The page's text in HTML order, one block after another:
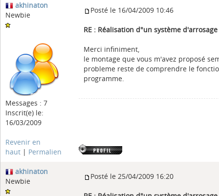
akhinaton
Newbie
Messages : 7
Inscrit(e) le:
16/03/2009
Posté le 16/04/2009 10:46
RE : Réalisation d"un système
Merci infiniment,
le montage que vous m'avez proposé
probleme reste de comprendre le
programme.
Revenir en
haut | Permalien
akhinaton
Newbie
Posté le 25/04/2009 16:20